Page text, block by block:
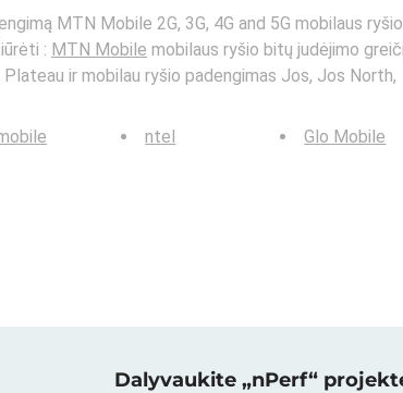
MTN Mobile 2G, 3G, 4G and 5G mobilaus ryšio
: MTN Mobile mobilaus ryšio bitų judėjimo
ir mobilau ryšio padengimas Jos, Jos North,
ntel Glo Mobile
Dalyvaukite „nPerf“